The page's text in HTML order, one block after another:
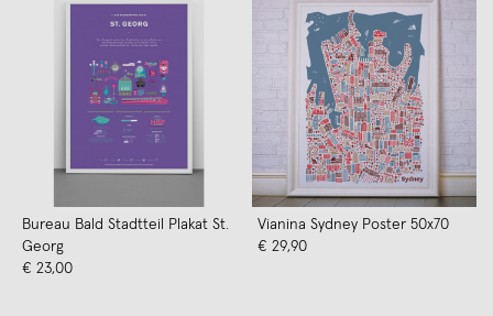
Bureau Bald Stadtteil Plakat St.
Georg
€ 23,00
Vianina Sydney Poster 50x70
€ 29,90